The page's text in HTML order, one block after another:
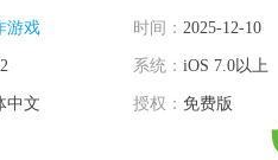
游戏 时间： 2025-12-10
系统： iOS 7.0以上
中文 授权： 免费版